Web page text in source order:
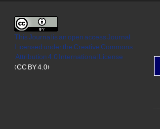
This Journal is an open access Journal
Licensedunder the Creative Commons
Attribution 4.0 International License
(CC BY 4.0)